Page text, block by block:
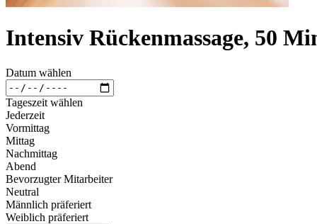
Intensiv Rückenmassage, 50
Datum wählen
Tageszeit wählen
Jederzeit
Vormittag
Mittag
Nachmittag
Abend
Bevorzugter Mitarbeiter
Neutral
Männlich präferiert
Weiblich präferiert